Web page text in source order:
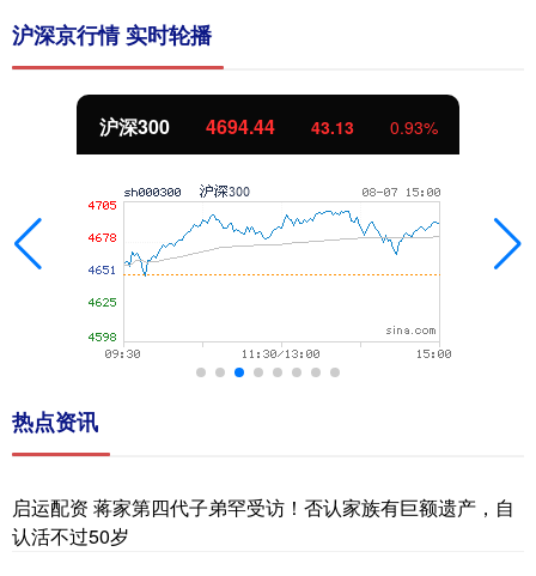
沪深京行情 实时轮播
北证50 1134.24 11.37 1.01%
热点资讯
启运配资 蒋家第四代子弟罕受访！否认家族有巨额遗产，自
认活不过50岁